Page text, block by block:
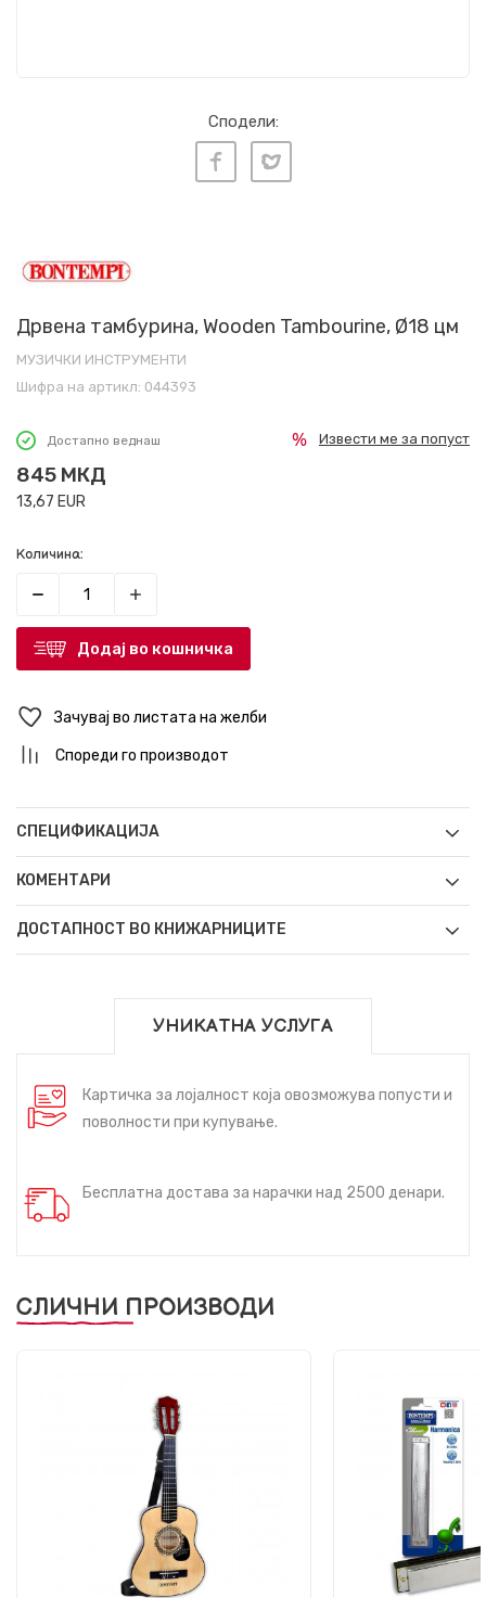
Сподели:
Дрвена тамбурина, Wooden Tambourine, Ø18 цм
МУЗИЧКИ ИНСТРУМЕНТИ
Шифра на артикл: 044393
Достапно веднаш
845 МКД
13,67 EUR
Извести ме за попуст
Количина:
Додај во кошничка
Зачувај во листата на желби
Спореди го производот
СПЕЦИФИКАЦИЈА
КОМЕНТАРИ
ДОСТАПНОСТ ВО КНИЖАРНИЦИТЕ
УНИКАТНА УСЛУГА
Картичка за лојалност која овозможува попусти и
поволности при купување.
Бесплатна достава за нарачки над 2500 денари.
СЛИЧНИ ПРОИЗВОДИ